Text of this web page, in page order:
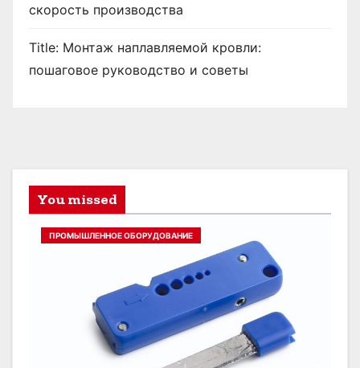
скорость производства
Title: Монтаж наплавляемой кровли:
пошаговое руководство и советы
You missed
ПРОМЫШЛЕННОЕ ОБОРУДОВАНИЕ